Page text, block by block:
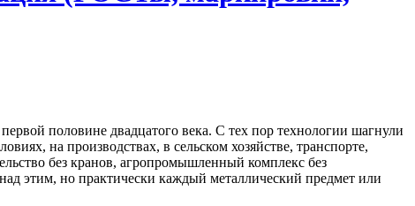
половине двадцатого века. С тех пор технологии шагнули
на производствах, в сельском хозяйстве, транспорте,
без кранов, агропромышленный комплекс без
этим, но практически каждый металлический предмет или